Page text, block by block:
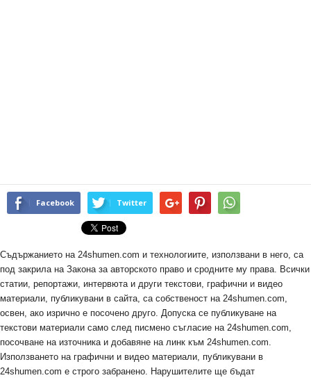
Facebook Twitter
Съдържанието на 24shumen.com и технологиите, използвани в него, са
под закрила на Закона за авторското право и сродните му права. Всички
статии, репортажи, интервюта и други текстови, графични и видео
материали, публикувани в сайта, са собственост на 24shumen.com,
освен, ако изрично е посочено друго. Допуска се публикуване на
текстови материали само след писмено съгласие на 24shumen.com,
посочване на източника и добавяне на линк към 24shumen.com.
Използването на графични и видео материали, публикувани в
24shumen.com е строго забранено. Нарушителите ще бъдат